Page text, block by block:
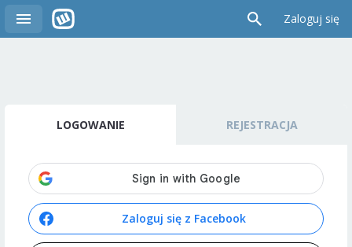
Zaloguj się
LOGOWANIE REJESTRACJA
Zaloguj się z Facebook